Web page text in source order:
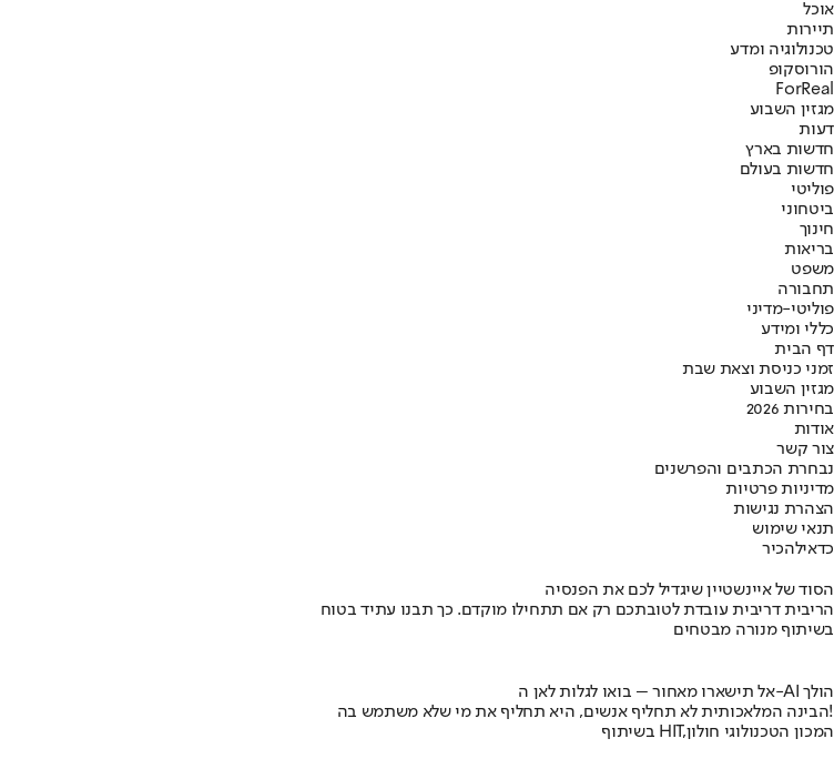
אוכל
תיירות
טכנולוגיה ומדע
הורוסקופ
ForReal
מגזין השבוע
דעות
חדשות בארץ
חדשות בעולם
פוליטי
ביטחוני
חינוך
בריאות
משפט
תחבורה
פוליטי-מדיני
כללי ומידע
דף הבית
זמני כניסת וצאת שבת
מגזין השבוע
בחירות 2026
אודות
צור קשר
נבחרת הכתבים והפרשנים
מדיניות פרטיות
הצהרת נגישות
תנאי שימוש
כדאילהכיר
הסוד של איינשטיין שיגדיל לכם את הפנסיה
הריבית דריבית עובדת לטובתכם רק אם תתחילו מוקדם. כך תבנו עתיד בטוח
בשיתוף מנורה מבטחים
אל תישארו מאחור – בואו לגלות לאן ה-AI הולך
הבינה המלאכותית לא תחליף אנשים, היא תחליף את מי שלא משתמש בה!
בשיתוף HIT,המכון הטכנולוגי חולון